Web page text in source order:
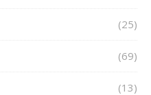
(25)
(69)
(13)